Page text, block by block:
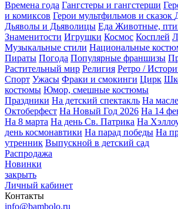
Времена года Гангстеры и гангстерши
и комиксов Герои мультфильмов и сказок
Дьяволы и Дьяволицы Еда Животные,
Знаменитости Игрушки Космос Косплей
Музыкальные стили Национальные
Пираты Погода Популярные франшизы
Растительный мир Религия Ретро /
Спорт Ужасы Фраки и смокинги Цирк
костюмы Юмор, смешные костюмы
Праздники На детский спектакль На
Октоберфест На Новый Год 2026 На 14
На 8 марта На день Св. Патрика На
день космонавтики На парад победы На
утренник Выпускной в детский сад
Распродажа
Новинки
закрыть
Личный кабинет
Контакты
info@bambolo.ru